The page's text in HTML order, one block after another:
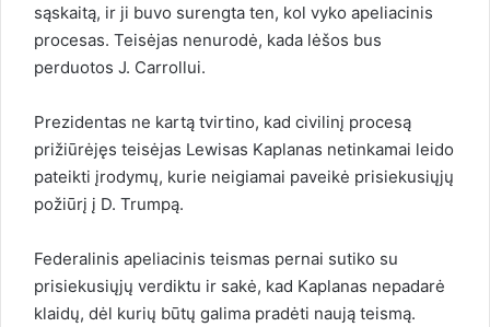
sąskaitą, ir ji buvo surengta ten, kol vyko apeliacinis
procesas. Teisėjas nenurodė, kada lėšos bus
perduotos J. Carrollui.
Prezidentas ne kartą tvirtino, kad civilinį procesą
prižiūrėjęs teisėjas Lewisas Kaplanas netinkamai leido
pateikti įrodymų, kurie neigiamai paveikė prisiekusiųjų
požiūrį į D. Trumpą.
Federalinis apeliacinis teismas pernai sutiko su
prisiekusiųjų verdiktu ir sakė, kad Kaplanas nepadarė
klaidų, dėl kurių būtų galima pradėti naują teismą.